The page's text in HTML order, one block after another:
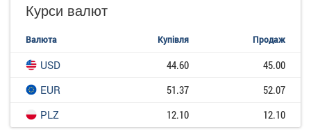
Курси валют
Валюта Купівля Продаж
USD 44.60
45.00
EUR
51.37
52.07
PLZ
12.10 12.10